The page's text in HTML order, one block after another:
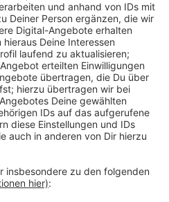
zwischen 500 und 1.000
das Auto einmal vorher
offenbar auch Scans von
vorweisen. Doch als die
Breyell abholen wollten,
ermittelt und warnt noch
Schnäppchen im Internet.